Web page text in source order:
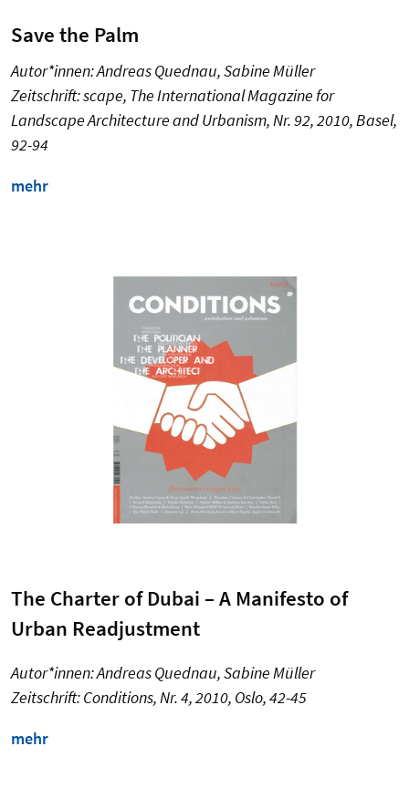
Save the Palm
Autor*innen: Andreas Quednau, Sabine Müller
Zeitschrift: scape, The International Magazine for
Landscape Architecture and Urbanism, Nr. 92, 2010, Basel,
92-94
mehr
The Charter of Dubai – A Manifesto of
Urban Readjustment
Autor*innen: Andreas Quednau, Sabine Müller
Zeitschrift: Conditions, Nr. 4, 2010, Oslo, 42-45
mehr